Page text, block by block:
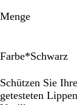
Menge
Farbe*Schwarz
c
h
o
t
e
l
e
i
l
a
r
a
e
l
o
t
r
a
ü
r
l
a
r
a
u
c
e
l
Schützen Sie
getesteten